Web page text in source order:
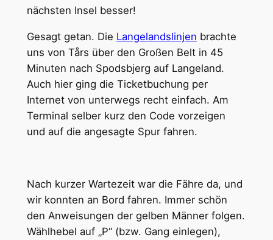
nächsten Insel besser!
Gesagt getan. Die Langelandslinjen brachte
uns von Tårs über den Großen Belt in 45
Minuten nach Spodsbjerg auf Langeland.
Auch hier ging die Ticketbuchung per
Internet von unterwegs recht einfach. Am
Terminal selber kurz den Code vorzeigen
und auf die angesagte Spur fahren.
Nach kurzer Wartezeit war die Fähre da, und
wir konnten an Bord fahren. Immer schön
den Anweisungen der gelben Männer folgen.
Wählhebel auf „P“ (bzw. Gang einlegen),